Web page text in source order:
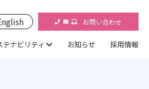
お問い合わせ
テナビリティ お知らせ 採用情報